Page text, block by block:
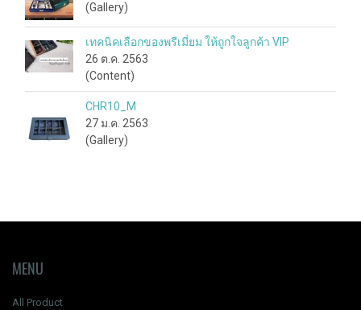
(Gallery)
เทคนิคเลือกของพรีเมี่ยม ให้ถูกใจลูกค้า VIP
26 ต.ค. 2563
(Content)
CHR10_M
27 ม.ค. 2563
(Gallery)
MENU
All Product